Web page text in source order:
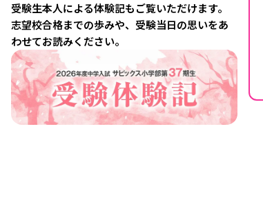
受験生本人による体験記もご覧いただけます。
志望校合格までの歩みや、受験当日の思いをあ
わせてお読みください。